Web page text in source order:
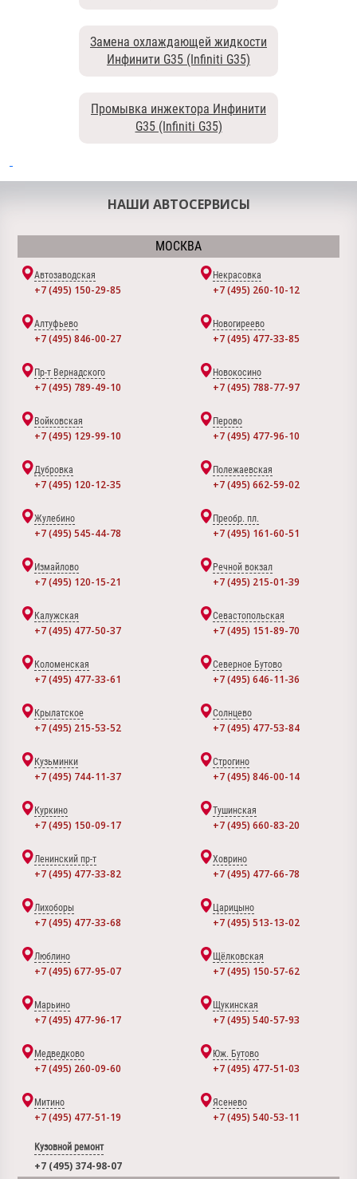
Замена охлаждающей жидкости
Инфинити G35 (Infiniti G35)
Промывка инжектора Инфинити
G35 (Infiniti G35)
НАШИ АВТОСЕРВИСЫ
МОСКВА
Автозаводская
+7 (495) 150-29-85
Некрасовка
+7 (495) 260-10-12
Алтуфьево
+7 (495) 846-00-27
Новогиреево
+7 (495) 477-33-85
Пр-т Вернадского
+7 (495) 789-49-10
Новокосино
+7 (495) 788-77-97
Войковская
+7 (495) 129-99-10
Перово
+7 (495) 477-96-10
Дубровка
+7 (495) 120-12-35
Полежаевская
+7 (495) 662-59-02
Жулебино
+7 (495) 545-44-78
Преобр. пл.
+7 (495) 161-60-51
Измайлово
+7 (495) 120-15-21
Речной вокзал
+7 (495) 215-01-39
Калужская
+7 (495) 477-50-37
Севастопольская
+7 (495) 151-89-70
Коломенская
+7 (495) 477-33-61
Северное Бутово
+7 (495) 646-11-36
Крылатское
+7 (495) 215-53-52
Солнцево
+7 (495) 477-53-84
Кузьминки
+7 (495) 744-11-37
Строгино
+7 (495) 846-00-14
Куркино
+7 (495) 150-09-17
Тушинская
+7 (495) 660-83-20
Ленинский пр-т
+7 (495) 477-33-82
Ховрино
+7 (495) 477-66-78
Лихоборы
+7 (495) 477-33-68
Царицыно
+7 (495) 513-13-02
Люблино
+7 (495) 677-95-07
Щёлковская
+7 (495) 150-57-62
Марьино
+7 (495) 477-96-17
Щукинская
+7 (495) 540-57-93
Медведково
+7 (495) 260-09-60
Юж. Бутово
+7 (495) 477-51-03
Митино
+7 (495) 477-51-19
Ясенево
+7 (495) 540-53-11
Кузовной ремонт
+7 (495) 374-98-07